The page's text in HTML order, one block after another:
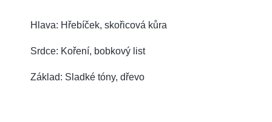
Hlava: Hřebíček, skořicová kůra
Srdce: Koření, bobkový list
Základ: Sladké tóny, dřevo